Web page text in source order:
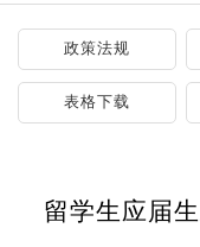
政策法规
表格下载
留学生应届